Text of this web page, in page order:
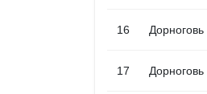
16
17